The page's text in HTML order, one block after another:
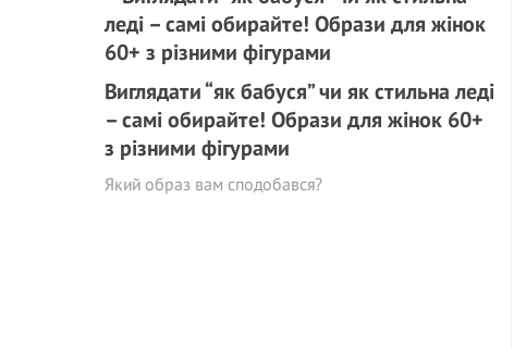
Виглядати “як бабуся” чи як стильна леді
– самі обирайте! Образи для жінок 60+
з різними фігурами
Який образ вам сподобався?